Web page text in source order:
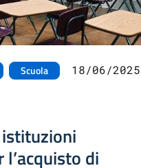
Scuola
18/06/2025
di